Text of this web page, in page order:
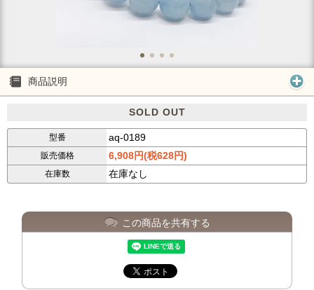
商品説明
SOLD OUT
型番 aq-0189
販売価格 6,908円(税628円)
在庫数 在庫なし
この商品を共有する